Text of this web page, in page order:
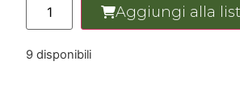
Aggiungi alla
9 disponibili